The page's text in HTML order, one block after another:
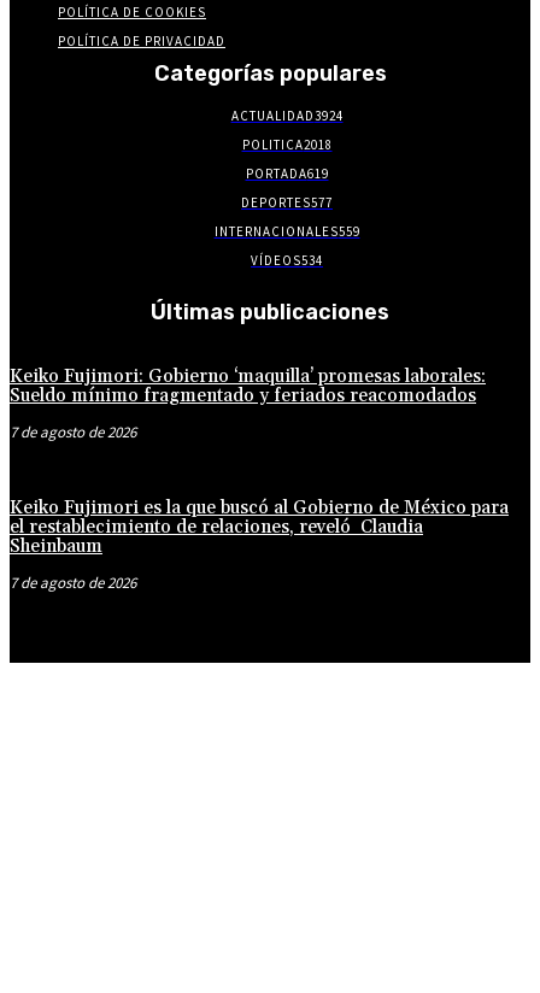
POLÍTICA DE COOKIES
POLÍTICA DE PRIVACIDAD
Categorías populares
ACTUALIDAD3924
POLITICA2018
PORTADA619
DEPORTES577
INTERNACIONALES559
VÍDEOS534
Últimas publicaciones
Keiko Fujimori: Gobierno ‘maquilla’ promesas laborales:
Sueldo mínimo fragmentado y feriados reacomodados
7 de agosto de 2026
Keiko Fujimori es la que buscó al Gobierno de México para
el restablecimiento de relaciones, reveló Claudia
Sheinbaum
7 de agosto de 2026